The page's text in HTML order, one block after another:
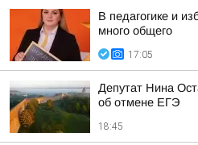
В педагогике и
много общего
17:05
Депутат Нина
об отмене ЕГЭ
18:45